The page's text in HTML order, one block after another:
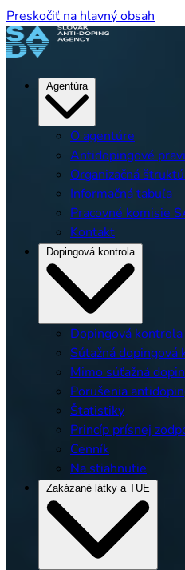
Preskočiť na hlavný obsah
Agentúra
O agentúre
Antidopingové
Organizačná
Informačná tabuľa
Pracovné komisie
Kontakt
Dopingová kontrola
Dopingová kontrola
Súťažná dopingová
Mimo súťažná
Porušenia
Štatistiky
Princíp prísnej
Cenník
Na stiahnutie
Zakázané látky a TUE